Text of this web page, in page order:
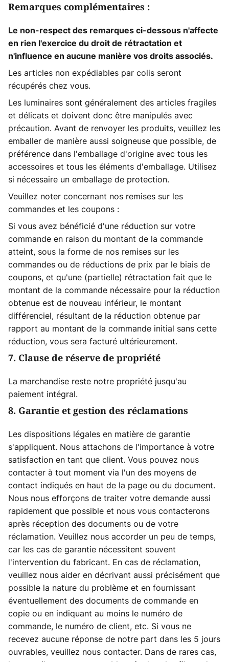
Remarques complémentaires :
Le non-respect des remarques ci-dessous n'affecte
en rien l'exercice du droit de rétractation et
n'influence en aucune manière vos droits associés.
Les articles non expédiables par colis seront
récupérés chez vous.
Les luminaires sont généralement des articles fragiles
et délicats et doivent donc être manipulés avec
précaution. Avant de renvoyer les produits, veuillez les
emballer de manière aussi soigneuse que possible, de
préférence dans l'emballage d'origine avec tous les
accessoires et tous les éléments d'emballage. Utilisez
si nécessaire un emballage de protection.
Veuillez noter concernant nos remises sur les
commandes et les coupons :
Si vous avez bénéficié d'une réduction sur votre
commande en raison du montant de la commande
atteint, sous la forme de nos remises sur les
commandes ou de réductions de prix par le biais de
coupons, et qu'une (partielle) rétractation fait que le
montant de la commande nécessaire pour la réduction
obtenue est de nouveau inférieur, le montant
différenciel, résultant de la réduction obtenue par
rapport au montant de la commande initial sans cette
réduction, vous sera facturé ultérieurement.
7. Clause de réserve de propriété
La marchandise reste notre propriété jusqu'au
paiement intégral.
8. Garantie et gestion des réclamations
Les dispositions légales en matière de garantie
s'appliquent. Nous attachons de l'importance à votre
satisfaction en tant que client. Vous pouvez nous
contacter à tout moment via l'un des moyens de
contact indiqués en haut de la page ou du document.
Nous nous efforçons de traiter votre demande aussi
rapidement que possible et nous vous contacterons
après réception des documents ou de votre
réclamation. Veuillez nous accorder un peu de temps,
car les cas de garantie nécessitent souvent
l'intervention du fabricant. En cas de réclamation,
veuillez nous aider en décrivant aussi précisément que
possible la nature du problème et en fournissant
éventuellement des documents de commande en
copie ou en indiquant au moins le numéro de
commande, le numéro de client, etc. Si vous ne
recevez aucune réponse de notre part dans les 5 jours
ouvrables, veuillez nous contacter. Dans de rares cas,